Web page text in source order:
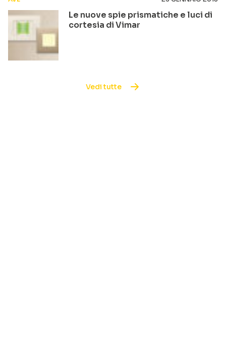
Le nuove spie prismatiche e luci di
cortesia di Vimar
Vedi tutte